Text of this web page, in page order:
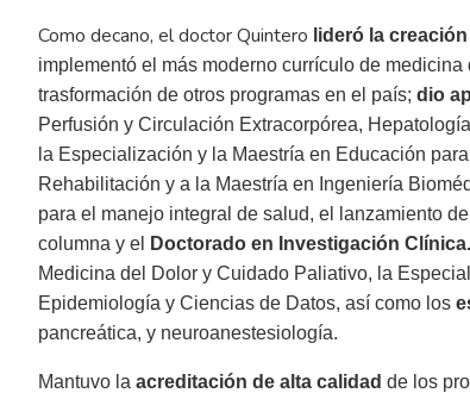
Como decano, el doctor Quintero lideró la creación
implementó el más moderno currículo de
trasformación de otros programas en el país; dio
Perfusión y Circulación Extracorpórea,
la Especialización y la Maestría en Educación
Rehabilitación y a la Maestría en Ingeniería
para el manejo integral de salud, el lanzamiento
columna y el
Doctorado en Investigación Clínica.
Medicina del Dolor y Cuidado Paliativo, la
Epidemiología y Ciencias de Datos, así como los
pancreática, y neuroanestesiología.
Mantuvo la acreditación de alta calidad de los